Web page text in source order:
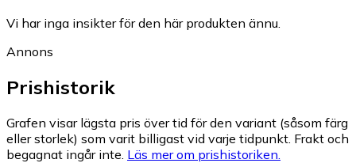
Vi har inga insikter för den här produkten ännu.
Annons
Prishistorik
Grafen visar lägsta pris över tid för den variant (såsom färg
eller storlek) som varit billigast vid varje tidpunkt. Frakt och
begagnat ingår inte. Läs mer om prishistoriken.